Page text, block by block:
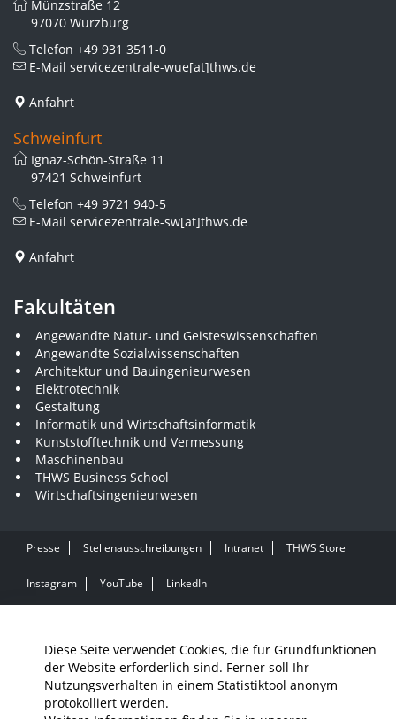
Diese Seite verwendet Cookies, die für Grundfunktionen
der Website erforderlich sind. Ferner soll Ihr
Nutzungsverhalten in einem Statistiktool anonym
protokolliert werden.
Münzstraße 12
97070 Würzburg
Telefon +49 931 3511-0
E-Mail servicezentrale-wue[at]thws.de
Anfahrt
Schweinfurt
Ignaz-Schön-Straße 11
97421 Schweinfurt
Telefon +49 9721 940-5
E-Mail servicezentrale-sw[at]thws.de
Anfahrt
Fakultäten
Angewandte Natur- und Geisteswissenschaften
Angewandte Sozialwissenschaften
Architektur und Bauingenieurwesen
Elektrotechnik
Gestaltung
Informatik und Wirtschaftsinformatik
Kunststofftechnik und Vermessung
Maschinenbau
THWS Business School
Wirtschaftsingenieurwesen
Presse Stellenausschreibungen Intranet THWS Store
Instagram YouTube LinkedIn